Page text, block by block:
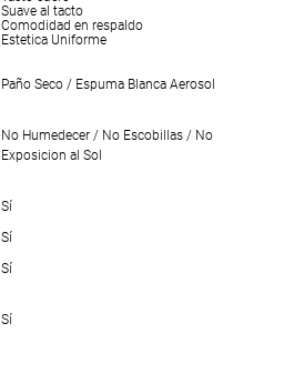
Suave al tacto
Comodidad en respaldo
Estetica Uniforme
Paño Seco / Espuma Blanca Aerosol
No Humedecer / No Escobillas / No
Exposicion al Sol
Sí
Sí
Sí
Sí